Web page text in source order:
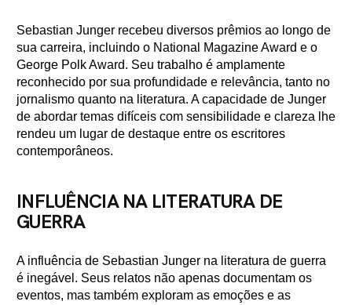
Sebastian Junger recebeu diversos prêmios ao longo de
sua carreira, incluindo o National Magazine Award e o
George Polk Award. Seu trabalho é amplamente
reconhecido por sua profundidade e relevância, tanto no
jornalismo quanto na literatura. A capacidade de Junger
de abordar temas difíceis com sensibilidade e clareza lhe
rendeu um lugar de destaque entre os escritores
contemporâneos.
INFLUÊNCIA NA LITERATURA DE
GUERRA
A influência de Sebastian Junger na literatura de guerra
é inegável. Seus relatos não apenas documentam os
eventos, mas também exploram as emoções e as